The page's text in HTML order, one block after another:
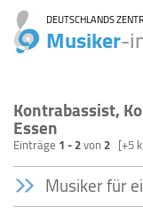
DEUTSCHLANDS
Musiker-
Kontrabassist,
Essen
Einträge 1 - 2von2 [+5
Musiker für